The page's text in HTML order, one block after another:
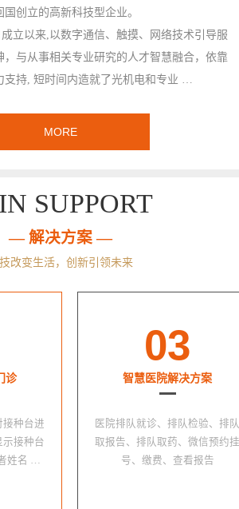
国创立的高新科技型企业。
立以来,以数字通信、触摸、网络技术引导服
，与从事相关专业研究的人才智慧融合，依靠
支持, 短时间内造就了光机电和专业 …
MORE
SUPPORT
— 解决方案 —
改变生活，创新引领未来
诊
接种台进
示接种台
姓名 …
03
智慧医院解决方案
医院排队就诊、排队检验、排队
取报告、排队取药、微信预约挂
号、缴费、查看报告